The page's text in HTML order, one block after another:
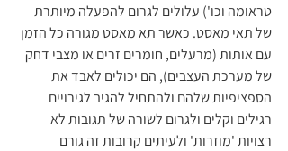
טראומה וכו') עלולים לגרום להפעלה מיותרת
של תאי מאסט. כאשר תא מאסט מגורה כל הזמן
עם אותות (מרעלים, חומרים זרים או מצבי דחק
של מערכת העצבים), הם יכולים לאבד את
הספציפיות שלהם ולהתחיל להגיב לגירויים
רגילים וקלים ולגרום לשורה של תגובות לא
רצויות 'מוזרות' ולעיתים קרובות זה גורם